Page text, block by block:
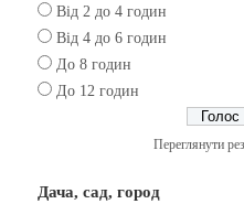
Від 2 до 4 годин
Від 4 до 6 годин
До 8 годин
До 12 годин
Переглянути
Дача, сад, город